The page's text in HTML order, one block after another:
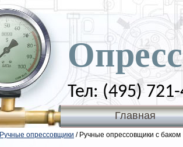
Тел: (495)
Главная
Ручные опрессовщики / Ручные опрессовщики с